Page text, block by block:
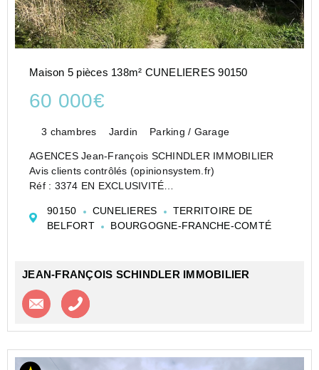
Maison 5 pièces 138m² CUNELIERES 90150
60 000€
3 chambres Jardin Parking / Garage
AGENCES Jean-François SCHINDLER IMMOBILIER
Avis clients contrôlés (opinionsystem.fr)
Réf : 3374 EN EXCLUSIVITÉ
Maison de village mitoyenne d'un coté à rénover, avec
garage et dépendance. Située au calme en impasse
90150 CUNELIERES
TERRITOIRE DE
BELFORT
BOURGOGNE-FRANCHE-COMTÉ
JEAN-FRANÇOIS SCHINDLER IMMOBILIER
Contacter l'agence